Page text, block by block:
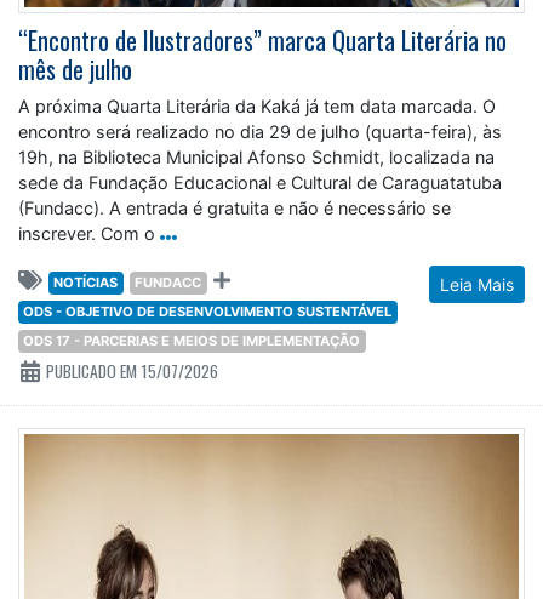
“Encontro de Ilustradores” marca Quarta Literária no
mês de julho
A próxima Quarta Literária da Kaká já tem data marcada. O
encontro será realizado no dia 29 de julho (quarta-feira), às
19h, na Biblioteca Municipal Afonso Schmidt, localizada na
sede da Fundação Educacional e Cultural de Caraguatatuba
(Fundacc). A entrada é gratuita e não é necessário se
inscrever. Com o
Leia Mais
NOTÍCIAS
FUNDACC
ODS - OBJETIVO DE DESENVOLVIMENTO SUSTENTÁVEL
ODS 17 - PARCERIAS E MEIOS DE IMPLEMENTAÇÃO
PUBLICADO EM 15/07/2026